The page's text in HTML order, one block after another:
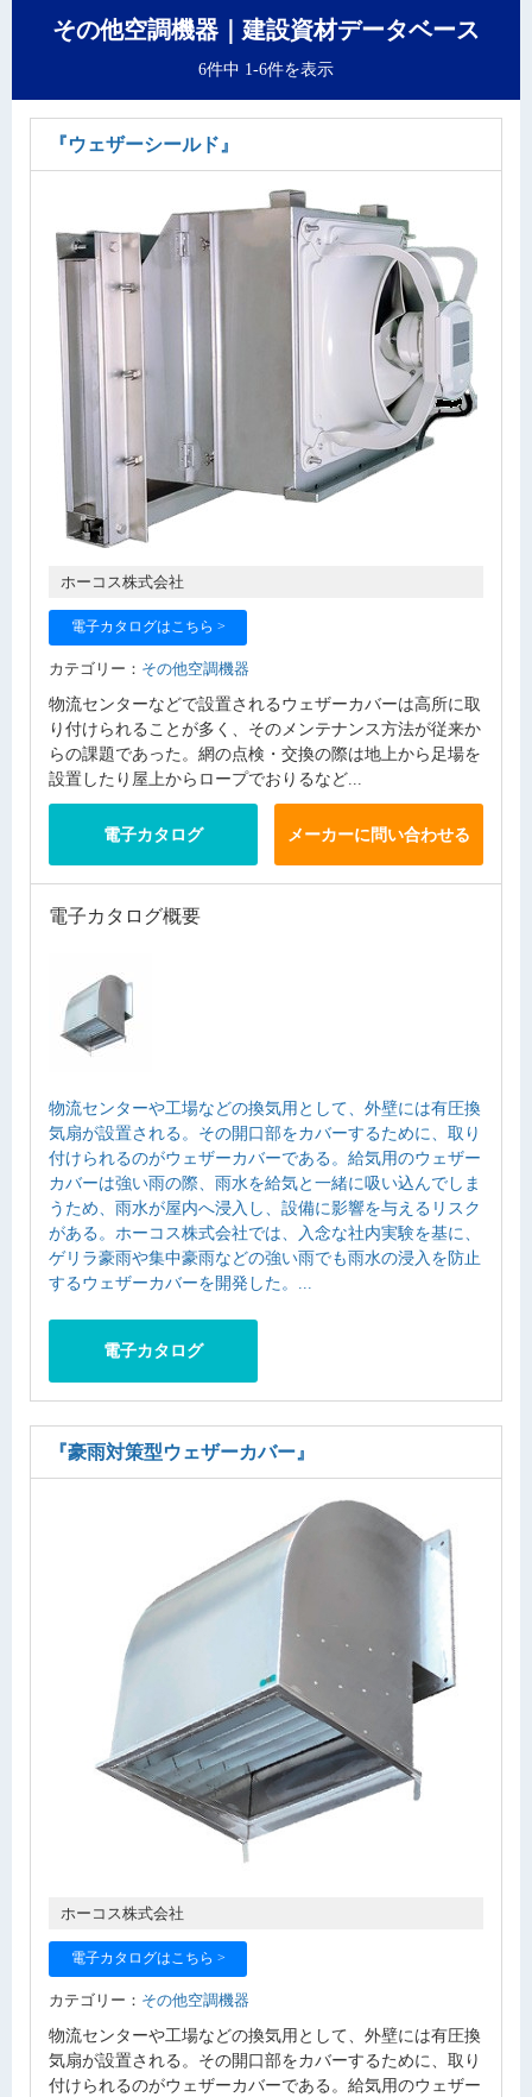
その他空調機器｜建設資材データベース
6件中 1-6件を表示
『ウェザーシールド』
ホーコス株式会社
電子カタログはこちら >
カテゴリー： その他空調機器
物流センターなどで設置されるウェザーカバーは高所に取
り付けられることが多く、そのメンテナンス方法が従来か
らの課題であった。網の点検・交換の際は地上から足場を
設置したり屋上からロープでおりるなど...
電子カタログ メーカーに問い合わせる
電子カタログ概要
物流センターや工場などの換気用として、外壁には有圧換
気扇が設置される。その開口部をカバーするために、取り
付けられるのがウェザーカバーである。給気用のウェザー
カバーは強い雨の際、雨水を給気と一緒に吸い込んでしま
うため、雨水が屋内へ浸入し、設備に影響を与えるリスク
がある。ホーコス株式会社では、入念な社内実験を基に、
ゲリラ豪雨や集中豪雨などの強い雨でも雨水の浸入を防止
するウェザーカバーを開発した。...
電子カタログ
『豪雨対策型ウェザーカバー』
ホーコス株式会社
電子カタログはこちら >
カテゴリー： その他空調機器
物流センターや工場などの換気用として、外壁には有圧換
気扇が設置される。その開口部をカバーするために、取り
付けられるのがウェザーカバーである。給気用のウェザー